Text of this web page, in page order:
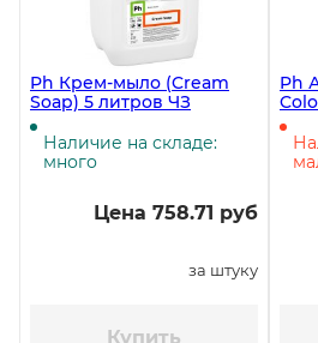
Ph Крем-мыло (Cream
Soap) 5 литров ЧЗ
Наличие на складе:
много
Цена 758.71 руб
за штуку
Купить
Ph